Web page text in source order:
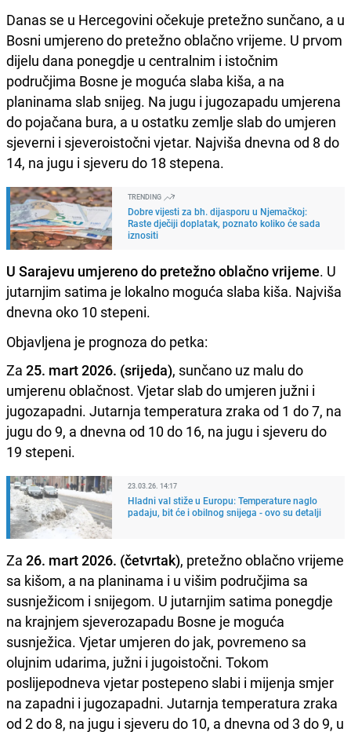
Danas se u Hercegovini očekuje pretežno sunčano, a u
Bosni umjereno do pretežno oblačno vrijeme. U prvom
dijelu dana ponegdje u centralnim i istočnim
područjima Bosne je moguća slaba kiša, a na
planinama slab snijeg. Na jugu i jugozapadu umjerena
do pojačana bura, a u ostatku zemlje slab do umjeren
sjeverni i sjeveroistočni vjetar. Najviša dnevna od 8 do
14, na jugu i sjeveru do 18 stepena.
TRENDING
Dobre vijesti za bh. dijasporu u Njemačkoj:
Raste dječiji doplatak, poznato koliko će sada
iznositi
U Sarajevu umjereno do pretežno oblačno vrijeme. U
jutarnjim satima je lokalno moguća slaba kiša. Najviša
dnevna oko 10 stepeni.
Objavljena je prognoza do petka:
Za 25. mart 2026. (srijeda), sunčano uz malu do
umjerenu oblačnost. Vjetar slab do umjeren južni i
jugozapadni. Jutarnja temperatura zraka od 1 do 7, na
jugu do 9, a dnevna od 10 do 16, na jugu i sjeveru do
19 stepeni.
23.03.26. 14:17
Hladni val stiže u Europu: Temperature naglo
padaju, bit će i obilnog snijega - ovo su detalji
Za 26. mart 2026. (četvrtak), pretežno oblačno vrijeme
sa kišom, a na planinama i u višim područjima sa
susnježicom i snijegom. U jutarnjim satima ponegdje
na krajnjem sjeverozapadu Bosne je moguća
susnježica. Vjetar umjeren do jak, povremeno sa
olujnim udarima, južni i jugoistočni. Tokom
poslijepodneva vjetar postepeno slabi i mijenja smjer
na zapadni i jugozapadni. Jutarnja temperatura zraka
od 2 do 8, na jugu i sjeveru do 10, a dnevna od 3 do 9, u